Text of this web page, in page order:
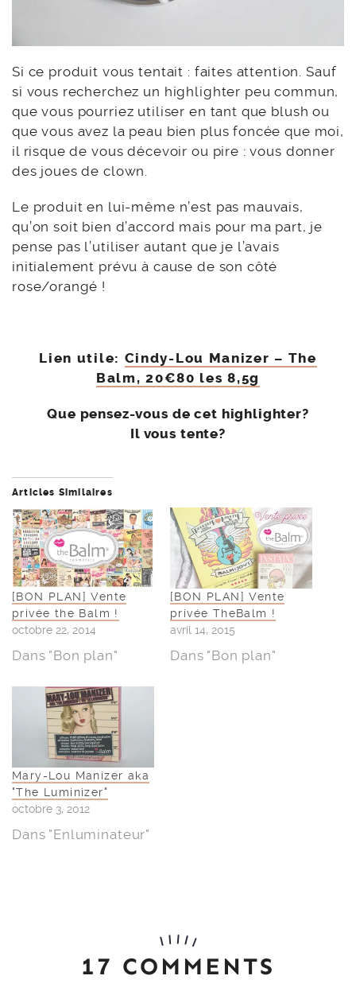
Si ce produit vous tentait : faites attention. Sauf
si vous recherchez un highlighter peu commun,
que vous pourriez utiliser en tant que blush ou
que vous avez la peau bien plus foncée que moi,
il risque de vous décevoir ou pire : vous donner
des joues de clown.
Le produit en lui-même n’est pas mauvais,
qu’on soit bien d’accord mais pour ma part, je
pense pas l’utiliser autant que je l’avais
initialement prévu à cause de son côté
rose/orangé !
Lien utile: Cindy-Lou Manizer – The
Balm, 20€80 les 8,5g
Que pensez-vous de cet highlighter?
Il vous tente?
Articles Similaires
[BON PLAN] Vente
privée the Balm !
octobre 22, 2014
Dans "Bon plan"
[BON PLAN] Vente
privée TheBalm !
avril 14, 2015
Dans "Bon plan"
Mary-Lou Manizer aka
"The Luminizer"
octobre 3, 2012
Dans "Enluminateur"
17 COMMENTS